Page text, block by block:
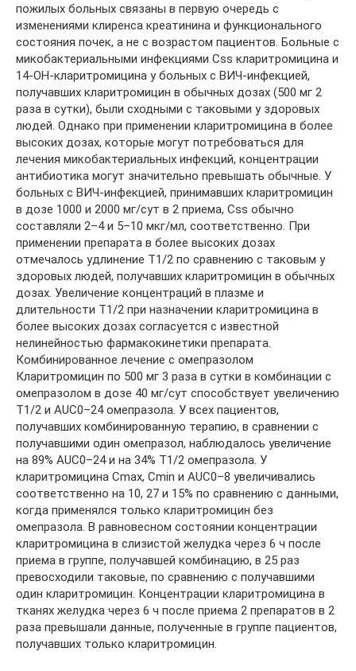
пожилых больных связаны в первую очередь с
изменениями клиренса креатинина и функционального
состояния почек, а не с возрастом пациентов. Больные с
микобактериальными инфекциями Css кларитромицина и
14-ОН-кларитромицина у больных с ВИЧ-инфекцией,
получавших кларитромицин в обычных дозах (500 мг 2
раза в сутки), были сходными с таковыми у здоровых
людей. Однако при применении кларитромицина в более
высоких дозах, которые могут потребоваться для
лечения микобактериальных инфекций, концентрации
антибиотика могут значительно превышать обычные. У
больных с ВИЧ-инфекцией, принимавших кларитромицин
в дозе 1000 и 2000 мг/сут в 2 приема, Css обычно
составляли 2–4 и 5–10 мкг/мл, соответственно. При
применении препарата в более высоких дозах
отмечалось удлинение T1/2 по сравнению с таковым у
здоровых людей, получавших кларитромицин в обычных
дозах. Увеличение концентраций в плазме и
длительности T1/2 при назначении кларитромицина в
более высоких дозах согласуется с известной
нелинейностью фармакокинетики препарата.
Комбинированное лечение с омепразолом
Кларитромицин по 500 мг 3 раза в сутки в комбинации с
омепразолом в дозе 40 мг/сут способствует увеличению
T1/2 и AUC0–24 омепразола. У всех пациентов,
получавших комбинированную терапию, в сравнении с
получавшими один омепразол, наблюдалось увеличение
на 89% AUC0–24 и на 34% T1/2 омепразола. У
кларитромицина Cmax, Cmin и AUC0–8 увеличивались
соответственно на 10, 27 и 15% по сравнению с данными,
когда применялся только кларитромицин без
омепразола. В равновесном состоянии концентрации
кларитромицина в слизистой желудка через 6 ч после
приема в группе, получавшей комбинацию, в 25 раз
превосходили таковые, по сравнению с получавшими
один кларитромицин. Концентрации кларитромицина в
тканях желудка через 6 ч после приема 2 препаратов в 2
раза превышали данные, полученные в группе пациентов,
получавших только кларитромицин.